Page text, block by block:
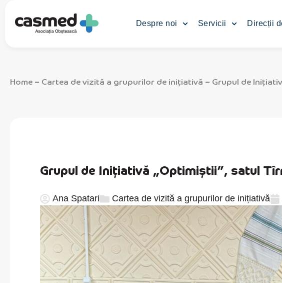
Despre noi Servicii Direcții
Home – Cartea de vizită a grupurilor de inițiativă – Grupul de
Grupul de Inițiativă „Optimiștii”, satul
Ana Spatari Cartea de vizită a grupurilor de inițiativă